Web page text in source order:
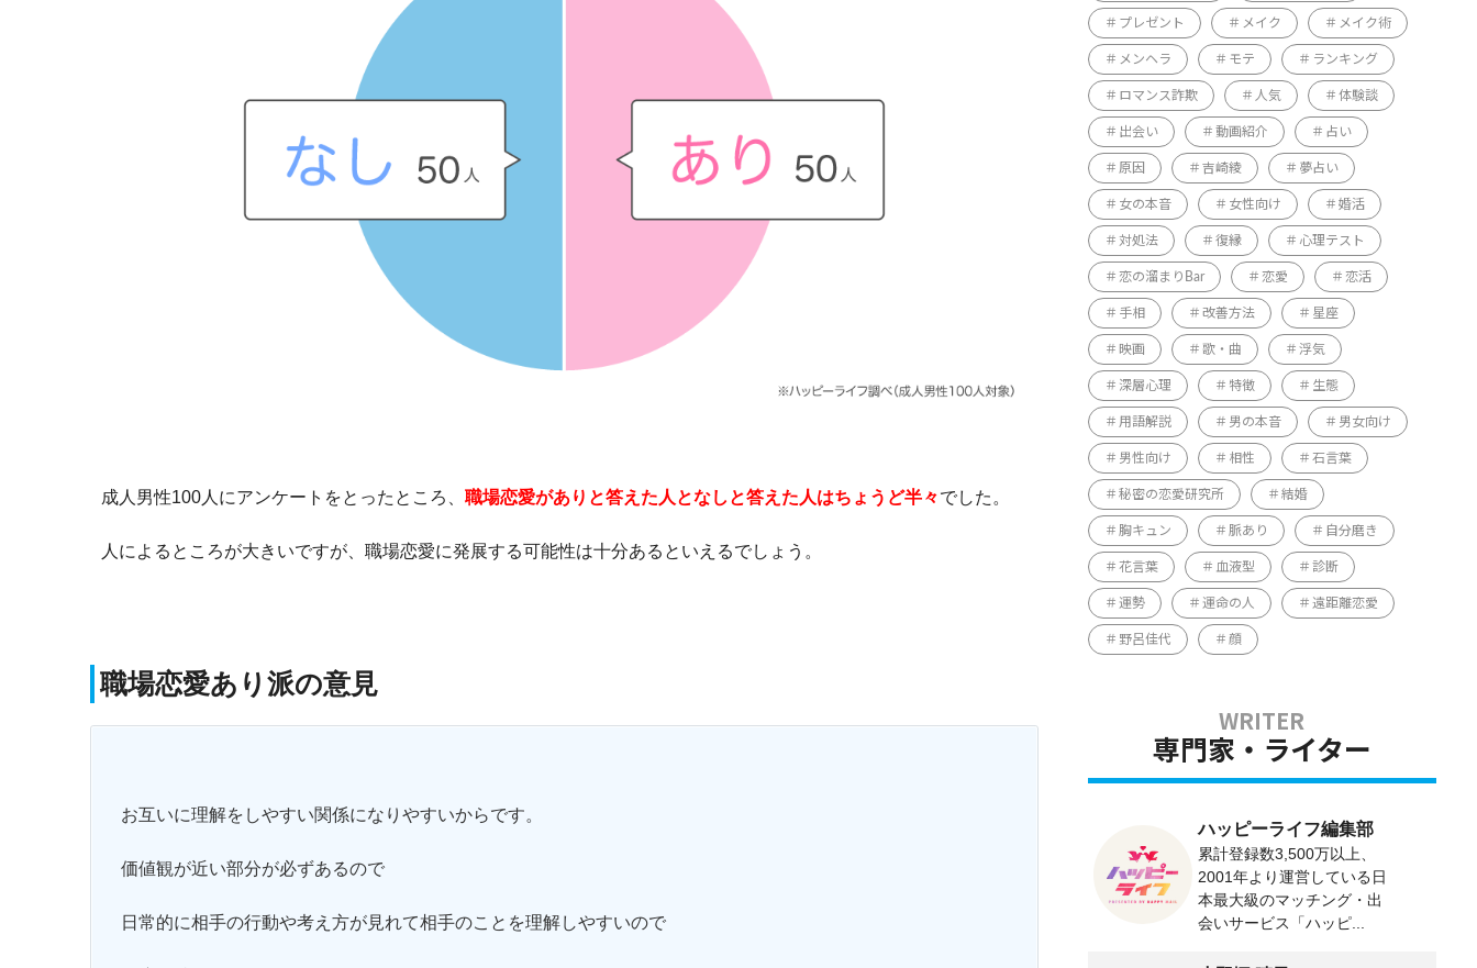
成人男性100人にアンケートをとったところ、 職場恋愛がありと答えた人となしと答えた人はちょうど半々でした。
人によるところが大きいですが、職場恋愛に発展する可能性は十分あるといえるでしょう。
職場恋愛あり派の意見
お互いに理解をしやすい関係になりやすいからです。
価値観が近い部分が必ずあるので
日常的に相手の行動や考え方が見れて相手のことを理解しやすいので
プレゼント メイク メイク術
メンヘラ モテ ランキング
ロマンス詐欺 人気 体験談
出会い 動画紹介 占い
原因 吉崎綾 夢占い
女の本音 女性向け 婚活
対処法 復縁 心理テスト
恋の溜まりBar 恋愛 恋活
手相 改善方法 星座
映画 歌・曲 浮気
深層心理 特徴 生態
用語解説 男の本音 男女向け
男性向け 相性 石言葉
秘密の恋愛研究所 結婚
胸キュン 脈あり 自分磨き
花言葉 血液型 診断
運勢 運命の人 遠距離恋愛
野呂佳代 顔
専門家・ライター
ハッピーライフ編集部
累計登録数3,500万以上、
2001年より運営している日
本最大級のマッチング・出
会いサービス「ハッピ...